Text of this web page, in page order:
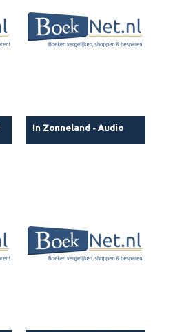
In Zonneland - Audio